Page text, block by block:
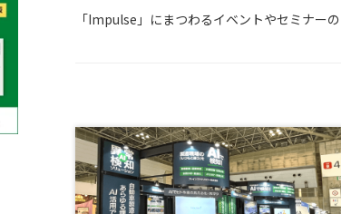
「Impulse」にまつわるイベントやセミナー